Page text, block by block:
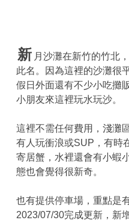
新 月沙灘在新竹的竹北
此名。因為這裡的沙灘很
假日外面還有不少小吃攤
小朋友來這裡玩水玩沙。
這裡不需任何費用，淺灘
有人玩衝浪或SUP，有時
寄居蟹，水裡還會有小蝦
態也會覺得很新奇。
也有提供停車場，重點是
2023/07/30完成更新，新